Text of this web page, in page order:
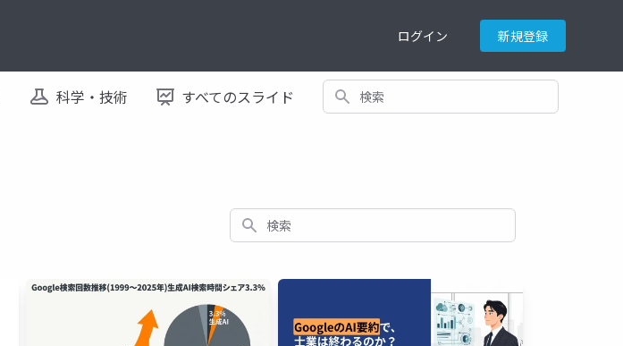
ログイン 新規登録
科学・技術 すべてのスライド 検索
検索